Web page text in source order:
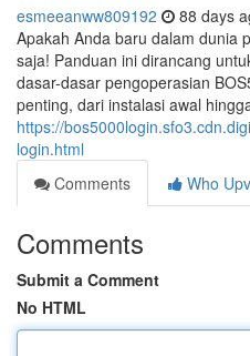
esmeeanww809192 88 days
Apakah Anda baru dalam dunia
saja! Panduan ini dirancang
dasar-dasar pengoperasian
penting, dari instalasi awal
https://
login.html
Comments
Who
Comments
Submit a Comment
No HTML